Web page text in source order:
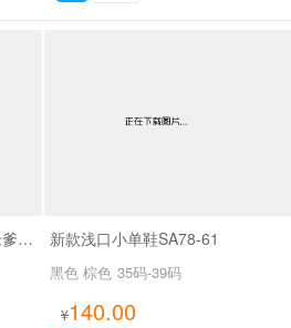
新款百搭撞色潮流厚底增高老爹鞋SA8383 新款浅口小单鞋SA78-61
黑色 棕色 35码-39码
¥140.00